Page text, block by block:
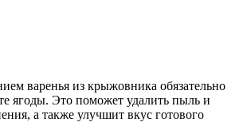
варенья из крыжовника обязательно
ягоды. Это поможет удалить пыль и
а также улучшит вкус готового